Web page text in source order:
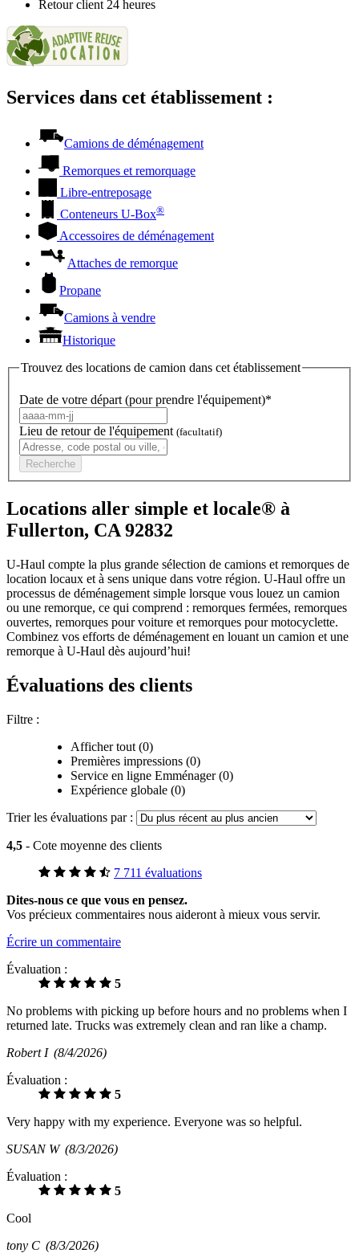
Retour client 24 heures
Services dans cet établissement :
Camions de déménagement
Remorques et remorquage
Libre-entreposage
Conteneurs U-Box®
Accessoires de déménagement
Attaches de remorque
Propane
Camions à vendre
Historique
Trouvez des locations de camion dans cet établissement
Date de votre départ (pour prendre l'équipement)*
Lieu de retour de l'équipement (facultatif)
Recherche
Locations aller simple et locale® à
Fullerton, CA 92832
U-Haul compte la plus grande sélection de camions et remorques de
location locaux et à sens unique dans votre région. U-Haul offre un
processus de déménagement simple lorsque vous louez un camion
ou une remorque, ce qui comprend : remorques fermées, remorques
ouvertes, remorques pour voiture et remorques pour motocyclette.
Combinez vos efforts de déménagement en louant un camion et une
remorque à U-Haul dès aujourd’hui!
Évaluations des clients
Filtre :
Afficher tout (0)
Premières impressions (0)
Service en ligne Emménager (0)
Expérience globale (0)
Trier les évaluations par :
4,5 - Cote moyenne des clients
7 711 évaluations
Dites-nous ce que vous en pensez.
Vos précieux commentaires nous aideront à mieux vous servir.
Écrire un commentaire
Évaluation :
5
No problems with picking up before hours and no problems when I
returned late. Trucks was extremely clean and ran like a champ.
Robert I (8/4/2026)
Évaluation :
5
Very happy with my experience. Everyone was so helpful.
SUSAN W (8/3/2026)
Évaluation :
5
Cool
tony C (8/3/2026)